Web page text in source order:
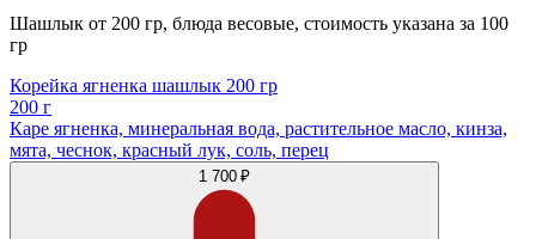
Шашлык от 200 гр, блюда весовые, стоимость указана за 100
гр
Корейка ягненка шашлык 200 гр
200 г
Каре ягненка, минеральная вода, растительное масло, кинза,
мята, чеснок, красный лук, соль, перец
1 700 ₽